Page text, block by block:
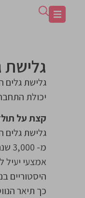
גלישת
גלישת גלים
יכולת
קצת על
גלישת גלים
מ-
אמצעי יעיל
כך תיאר